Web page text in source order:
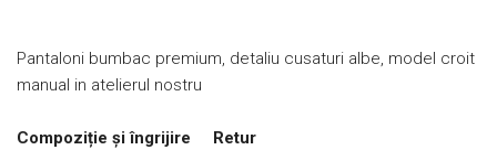
Pantaloni bumbac premium, detaliu cusaturi albe, model croit
manual in atelierul nostru
Compoziție și îngrijire Retur